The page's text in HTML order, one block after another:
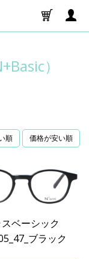
）
順 価格が安い順
ベーシック
ブラック